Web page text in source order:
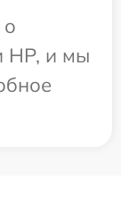
HP, и мы